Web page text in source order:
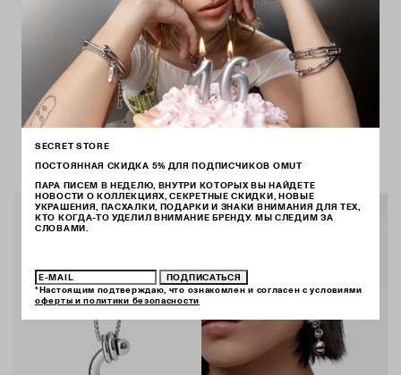
ДОСТАВКА ОТ 3 ДО 14 ДНЕЙ
ВЕРНЕМ ДЕНЬГИ ЕСЛИ ЧТО-ТО НЕ ТАК
ИСПРАВИМ ДЕФЕКТЫ В ТЕЧЕНИЕ ГОДА
КАК ВЫБРАТЬ РАЗМЕР
КАК ХРАНИТЬ
ВАМ МОЖЕТ ПОНРАВИТЬСЯ
SECRET STORE
ПОСТОЯННАЯ СКИДКА 5% ДЛЯ ПОДПИСЧИКОВ OMUT
ПАРА ПИСЕМ В НЕДЕЛЮ, ВНУТРИ КОТОРЫХ ВЫ НАЙДЕТЕ
НОВОСТИ О КОЛЛЕКЦИЯХ, СЕКРЕТНЫЕ СКИДКИ, НОВЫЕ
УКРАШЕНИЯ, ПАСХАЛКИ, ПОДАРКИ И ЗНАКИ ВНИМАНИЯ ДЛЯ ТЕХ,
КТО КОГДА-ТО УДЕЛИЛ ВНИМАНИЕ БРЕНДУ. МЫ СЛЕДИМ ЗА
СЛОВАМИ.
ПОДПИСАТЬСЯ
*Настоящим подтверждаю, что ознакомлен и согласен с условиями
оферты и политики безопасности